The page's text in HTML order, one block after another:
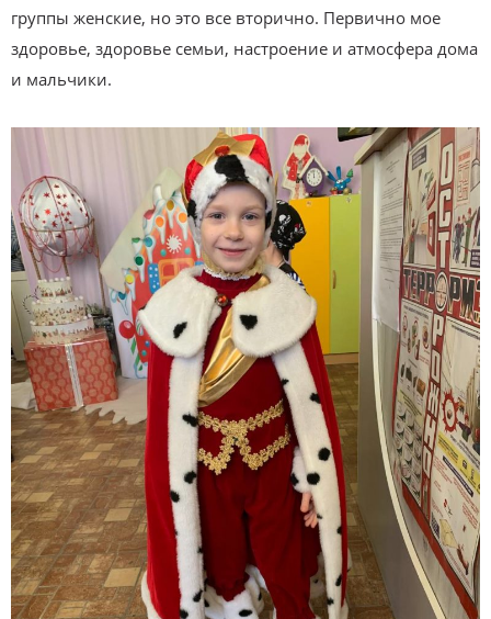
группы женские, но это все вторично. Первично мое
здоровье, здоровье семьи, настроение и атмосфера дома
и мальчики.